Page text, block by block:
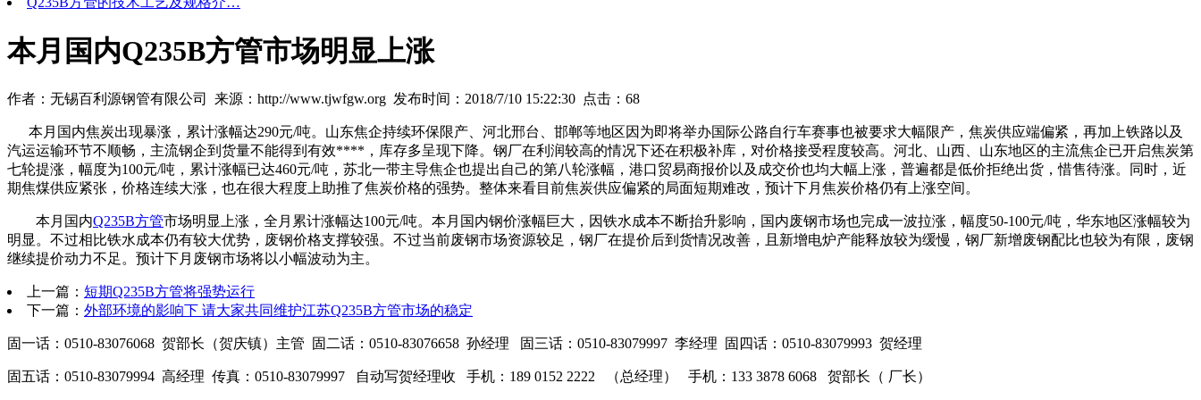
本月国内Q235B方管市场明显上涨
作者：无锡百利源钢管有限公司 来源：http://www.tjwfgw.org 发布时间：2018/7/10 15:22:30 点击： 68
本月国内焦炭出现暴涨，累计涨幅达290元/吨。山东焦企持续环保限产、河北邢台、邯郸等地区因为即将举办国际公路自行车赛事也被要求大幅限产，焦炭供应端偏紧，再加上铁路以及
汽运运输环节不顺畅，主流钢企到货量不能得到有效****，库存多呈现下降。钢厂在利润较高的情况下还在积极补库，对价格接受程度较高。河北、山西、山东地区的主流焦企已开启焦炭第
七轮提涨，幅度为100元/吨，累计涨幅已达460元/吨，苏北一带主导焦企也提出自己的第八轮涨幅，港口贸易商报价以及成交价也均大幅上涨，普遍都是低价拒绝出货，惜售待涨。同时，近
期焦煤供应紧张，价格连续大涨，也在很大程度上助推了焦炭价格的强势。整体来看目前焦炭供应偏紧的局面短期难改，预计下月焦炭价格仍有上涨空间。
本月国内Q235B方管市场明显上涨，全月累计涨幅达100元/吨。本月国内钢价涨幅巨大，因铁水成本不断抬升影响，国内废钢市场也完成一波拉涨，幅度50-100元/吨，华东地区涨幅较为
明显。不过相比铁水成本仍有较大优势，废钢价格支撑较强。不过当前废钢市场资源较足，钢厂在提价后到货情况改善，且新增电炉产能释放较为缓慢，钢厂新增废钢配比也较为有限，废钢
继续提价动力不足。预计下月废钢市场将以小幅波动为主。
上一篇： 短期Q235B方管将强势运行
下一篇： 外部环境的影响下 请大家共同维护江苏Q235B方管市场的稳定
固一话：0510-83076068 贺部长（贺庆镇）主管 固二话：0510-83076658 孙经理 固三话：0510-83079997 李经理 固四话：0510-83079993 贺经理
固五话：0510-83079994 高经理 传真：0510-83079997 自动写贺经理收 手机：189 0152 2222 （总经理） 手机：133 3878 6068 贺部长（ 厂长）